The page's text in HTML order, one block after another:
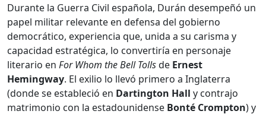
Durante la Guerra Civil española, Durán desempeñó un
papel militar relevante en defensa del gobierno
democrático, experiencia que, unida a su carisma y
capacidad estratégica, lo convertiría en personaje
literario en For Whom the Bell Tollsde Ernest
Hemingway. El exilio lo llevó primero a Inglaterra
(donde se estableció en Dartington Hall y contrajo
matrimonio con la estadounidense Bonté Crompton) y